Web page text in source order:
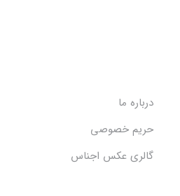
درباره ما
حریم خصوصی
گالری عکس اجناس